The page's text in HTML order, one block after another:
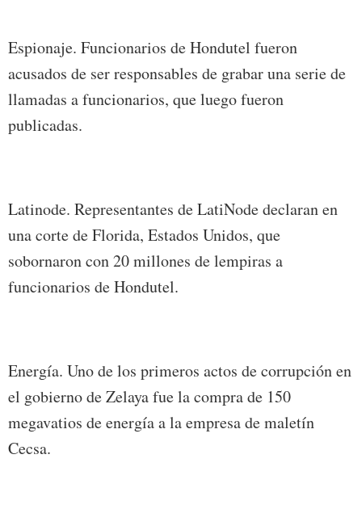
Espionaje. Funcionarios de Hondutel fueron
acusados de ser responsables de grabar una serie de
llamadas a funcionarios, que luego fueron
publicadas.
Latinode. Representantes de LatiNode declaran en
una corte de Florida, Estados Unidos, que
sobornaron con 20 millones de lempiras a
funcionarios de Hondutel.
Energía. Uno de los primeros actos de corrupción en
el gobierno de Zelaya fue la compra de 150
megavatios de energía a la empresa de maletín
Cecsa.